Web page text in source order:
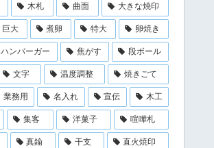
木札 曲面 大きな焼印
巨大 煮卵 特大 卵焼き
ハンバーガー 焦がす 段ボール
文字 温度調整 焼きごて
業務用 名入れ 宣伝 木工
集客 洋菓子 喧嘩札
真鍮 干支 直火焼印